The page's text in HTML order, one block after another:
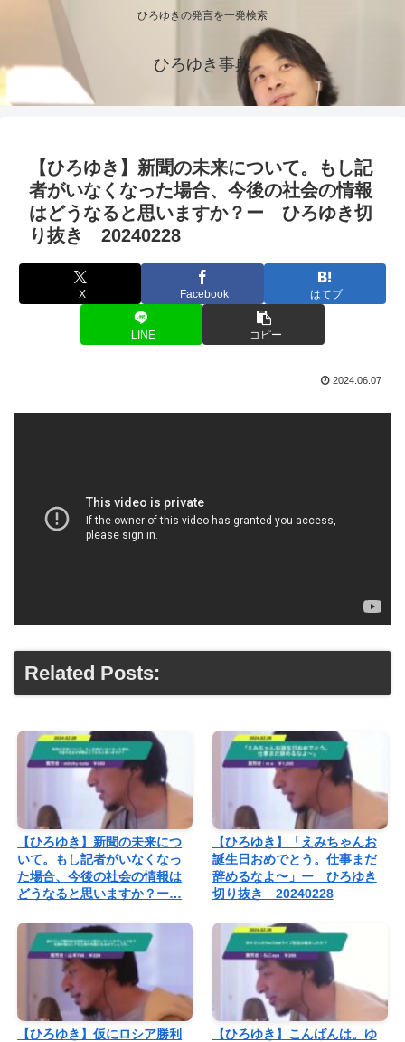
ひろゆきの発言を一発検索
ひろゆき事典
【ひろゆき】新聞の未来について。もし記
者がいなくなった場合、今後の社会の情報
はどうなると思いますか？ー ひろゆき切
り抜き 20240228
X Facebook はてブ
LINE コピー
2024.06.07
Related Posts:
【ひろゆき】新聞の未来につ
いて。もし記者がいなくなっ
た場合、今後の社会の情報は
どうなると思いますか？ー…
【ひろゆき】「えみちゃんお
誕生日おめでとう。仕事まだ
辞めるなよ〜」ー ひろゆき
切り抜き 20240228
【ひろゆき】仮にロシア勝利
【ひろゆき】こんばんは。ゆ